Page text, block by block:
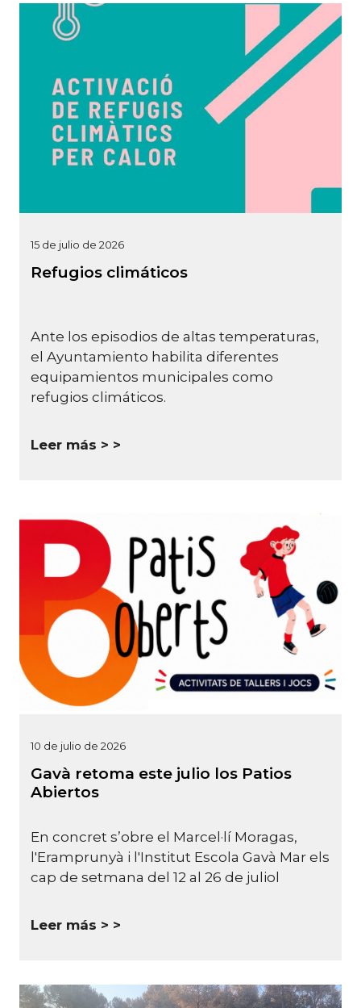
15 de julio de 2026
Refugios climáticos
Ante los episodios de altas temperaturas,
el Ayuntamiento habilita diferentes
equipamientos municipales como
refugios climáticos.
Leer más >
10 de julio de 2026
Gavà retoma este julio los Patios
Abiertos
En concret s’obre el Marcel·lí Moragas,
l'Eramprunyà i l'Institut Escola Gavà Mar els
cap de setmana del 12 al 26 de juliol
Leer más >